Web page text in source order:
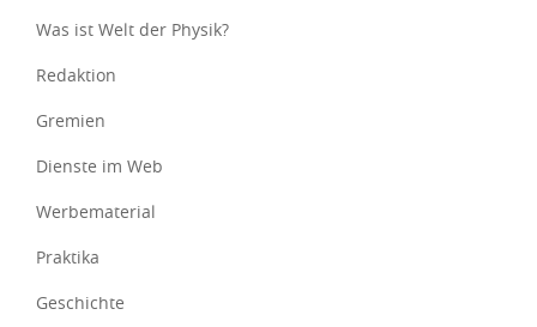
Was ist Welt der Physik?
Redaktion
Gremien
Dienste im Web
Werbematerial
Praktika
Geschichte